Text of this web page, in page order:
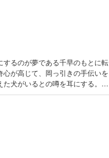
るのが夢である千早のもとに転
が高じて、岡っ引きの手伝いを
犬がいるとの噂を耳にする。手
たのか。事件の真相を追う二人
れていた――。